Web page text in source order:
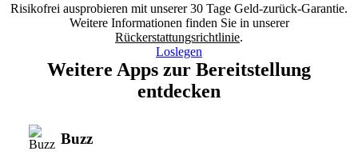
Risikofrei ausprobieren mit unserer 30 Tage Geld-zurück-Garantie.
Weitere Informationen finden Sie in unserer
Rückerstattungsrichtlinie.
Loslegen
Weitere Apps zur Bereitstellung
entdecken
Buzz